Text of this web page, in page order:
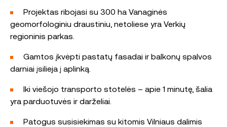
Projektas ribojasi su 300 ha Vanaginės
geomorfologiniu draustiniu, netoliese yra Verkių
regioninis parkas.
Gamtos įkvėpti pastatų fasadai ir balkonų spalvos
darniai įsilieja į aplinką.
Iki viešojo transporto stotelės – apie 1 minutę, šalia
yra parduotuvės ir darželiai.
Patogus susisiekimas su kitomis Vilniaus dalimis